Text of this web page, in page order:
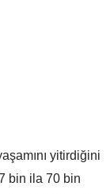
yitirdiğini
bin ila 70 bin